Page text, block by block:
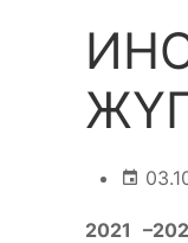
2021